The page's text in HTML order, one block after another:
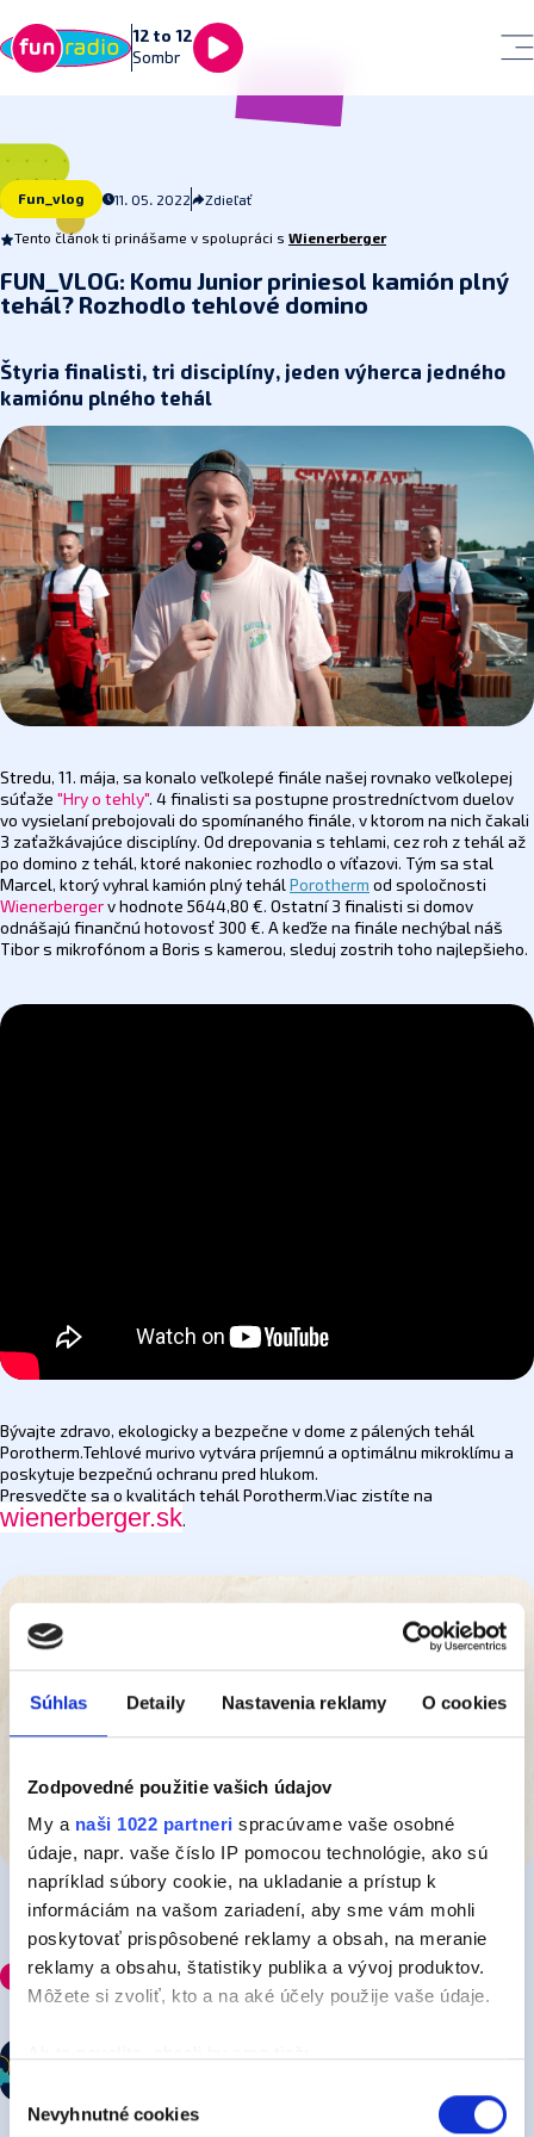
Súhlas Detaily Nastavenia reklamy O cookies
Zodpovedné použitie vašich údajov
My a naši 1022 partneri spracúvame vaše osobné
údaje, napr. vaše číslo IP pomocou technológie, ako sú
napríklad súbory cookie, na ukladanie a prístup k
informáciám na vašom zariadení, aby sme vám mohli
poskytovať prispôsobené reklamy a obsah, na meranie
reklamy a obsahu, štatistiky publika a vývoj produktov.
Môžete si zvoliť, kto a na aké účely použije vaše údaje.
polohe s presnosťou na niekoľko metrov
Výber
súhlasu
Nevyhnutné cookies
12 to 12
Sombr
Fun_vlog 11. 05. 2022 Zdieľať
Tento článok ti prinášame v spolupráci s Wienerberger
FUN_VLOG: Komu Junior priniesol kamión plný
tehál? Rozhodlo tehlové domino
Štyria finalisti, tri disciplíny, jeden výherca jedného
kamiónu plného tehál
Stredu, 11. mája, sa konalo veľkolepé finále našej rovnako veľkolepej
súťaže "Hry o tehly". 4 finalisti sa postupne prostredníctvom duelov
vo vysielaní prebojovali do spomínaného finále, v ktorom na nich čakali
3 zaťažkávajúce disciplíny. Od drepovania s tehlami, cez roh z tehál až
po domino z tehál, ktoré nakoniec rozhodlo o víťazovi. Tým sa stal
Marcel, ktorý vyhral kamión plný tehál Porotherm od spoločnosti
Wienerberger v hodnote 5644,80 €. Ostatní 3 finalisti si domov
odnášajú finančnú hotovosť 300 €. A keďže na finále nechýbal náš
Tibor s mikrofónom a Boris s kamerou, sleduj zostrih toho najlepšieho.
Bývajte zdravo, ekologicky a bezpečne v dome z pálených tehál
Porotherm.Tehlové murivo vytvára príjemnú a optimálnu mikroklímu a
poskytuje bezpečnú ochranu pred hlukom.
Presvedčte sa o kvalitách tehál Porotherm.Viac zistíte na
wienerberger.sk.
Odporúčame